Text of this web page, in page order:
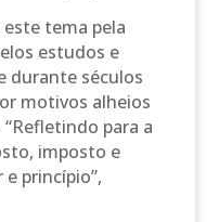
tema pela
estudos e
durante séculos
motivos alheios
para a
imposto e
princípio”,